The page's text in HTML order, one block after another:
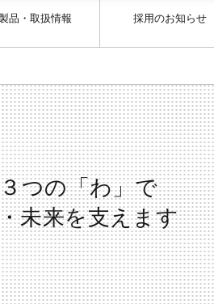
品・取扱情報 採用のお知らせ
つの「わ」で
未来を支えます